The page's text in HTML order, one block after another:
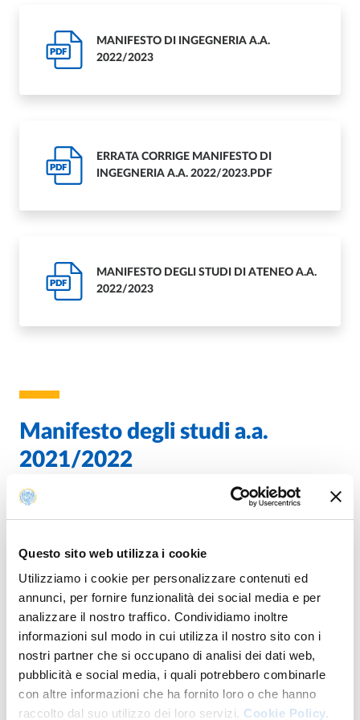
Questo sito web utilizza i cookie
Utilizziamo i cookie per personalizzare contenuti ed
annunci, per fornire funzionalità dei social media e per
analizzare il nostro traffico. Condividiamo inoltre
informazioni sul modo in cui utilizza il nostro sito con i
nostri partner che si occupano di analisi dei dati web,
pubblicità e social media, i quali potrebbero combinarle
con altre informazioni che ha fornito loro o che hanno
raccolto dal suo utilizzo dei loro servizi. Cookie Policy.
PDF
MANIFESTO DI INGEGNERIA A.A.
2022/2023
PDF
ERRATA CORRIGE MANIFESTO DI
INGEGNERIA A.A. 2022/2023.PDF
PDF
MANIFESTO DEGLI STUDI DI ATENEO A.A.
2022/2023
Manifesto degli studi a.a.
2021/2022
PDF
2021/2022
PDF
MANIFESTO DEGLI STUDI DI ATENEO A.A.
2021/2022